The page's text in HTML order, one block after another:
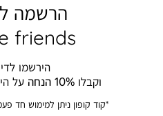
הרשמה
friends
הירשמו
וקבלו10% הנחה על
*קוד קופון ניתן למימוש חד